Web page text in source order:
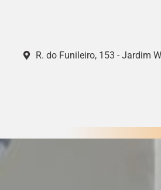
R. do Funileiro, 153 - Jardim